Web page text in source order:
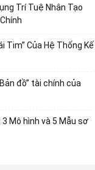
Trí Tuệ Nhân Tạo
Tim” Của Hệ Thống Kế
đồ” tài chính của
Mô hình và 5 Mẫu sơ